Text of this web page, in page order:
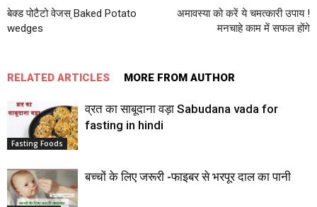
बेक्ड पोटैटो वेजस् Baked Potato
wedges
अमावस्या को करें ये चमत्कारी उपाय !
मनचाहे काम में सफल होंगे
RELATED ARTICLES MORE FROM AUTHOR
Fasting Foods
व्रत का साबूदाना वड़ा Sabudana vada for
fasting in hindi
बच्‍चों के लिए जरूरी -फाइबर से भरपूर दाल का पानी